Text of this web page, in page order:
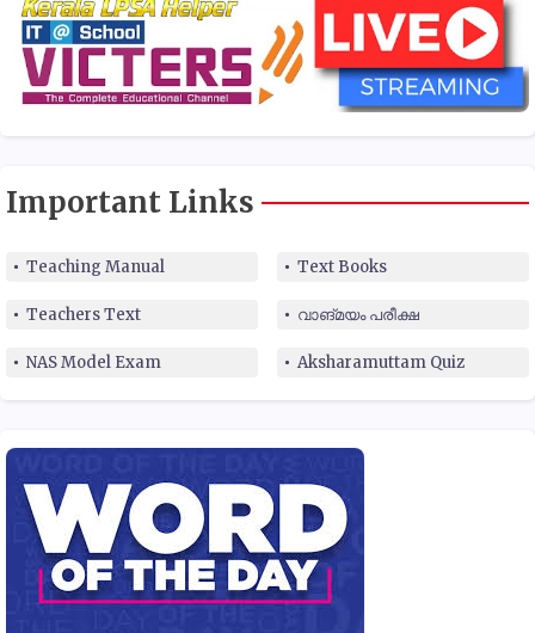
Important Links
Teaching Manual Text Books
Teachers Text വാങ്മയം പരീക്ഷ
NAS Model Exam Aksharamuttam Quiz